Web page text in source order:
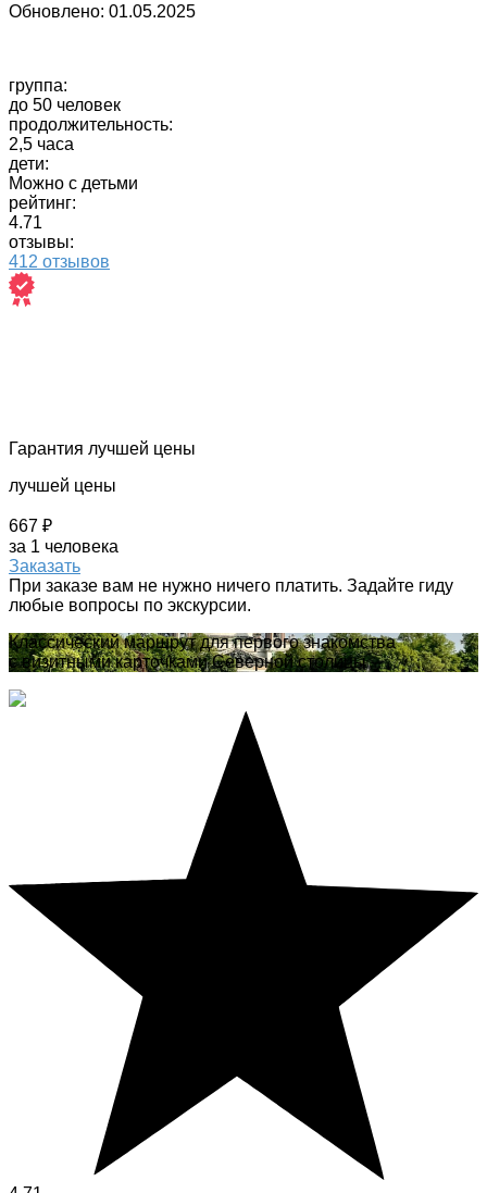
Обновлено: 01.05.2025
группа:
до 50 человек
продолжительность:
2,5 часа
дети:
Можно с детьми
рейтинг:
4.71
отзывы:
412 отзывов
Гарантия лучшей цены
лучшей цены
667 ₽
за 1 человека
Заказать
При заказе вам не нужно ничего платить. Задайте гиду
любые вопросы по экскурсии.
Классический маршрут для первого знакомства
с визитными карточками Северной столицы